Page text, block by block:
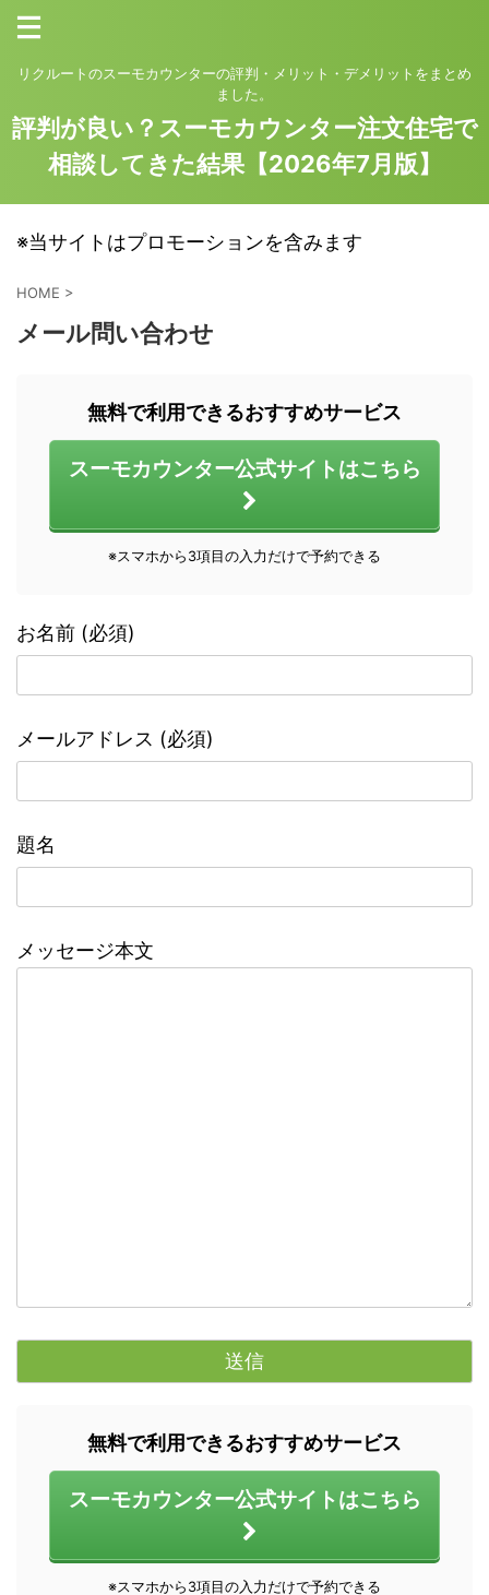
リクルートのスーモカウンターの評判・メリット・デメリットをまとめ
ました。
評判が良い？スーモカウンター注文住宅で
相談してきた結果【2026年7月版】
※当サイトはプロモーションを含みます
HOME >
メール問い合わせ
無料で利用できるおすすめサービス
スーモカウンター公式サイトはこちら
※スマホから3項目の入力だけで予約できる
お名前 (必須)
メールアドレス (必須)
題名
メッセージ本文
無料で利用できるおすすめサービス
スーモカウンター公式サイトはこちら
※スマホから3項目の入力だけで予約できる